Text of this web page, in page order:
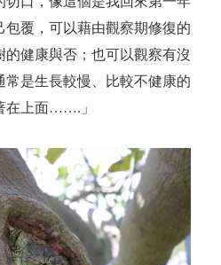
覆，可以藉由觀察期修復的
健康與否；也可以觀察有沒
是生長較慢、比較不健康的
在上面…….」